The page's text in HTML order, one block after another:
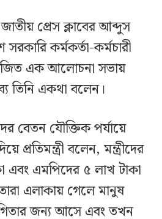
প্রেস ক্লাবের আব্দুস
কর্মকর্তা-কর্মচারী
এক আলোচনা সভায়
তিনি একথা বলেন।
বেতন যৌক্তিক পর্যায়ে
প্রতিমন্ত্রী বলেন, মন্ত্রীদের
এবং এমপিদের ৫ লাখ টাকা
এলাকায় গেলে মানুষ
জন্য আসে এবং তখন